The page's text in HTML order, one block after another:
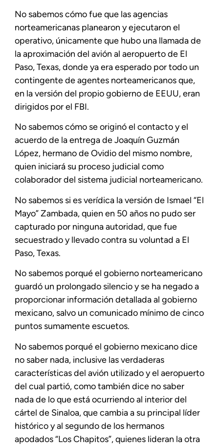
No sabemos cómo fue que las agencias
norteamericanas planearon y ejecutaron el
operativo, únicamente que hubo una llamada de
la aproximación del avión al aeropuerto de El
Paso, Texas, donde ya era esperado por todo un
contingente de agentes norteamericanos que,
en la versión del propio gobierno de EEUU, eran
dirigidos por el FBI.
No sabemos cómo se originó el contacto y el
acuerdo de la entrega de Joaquín Guzmán
López, hermano de Ovidio del mismo nombre,
quien iniciará su proceso judicial como
colaborador del sistema judicial norteamericano.
No sabemos si es verídica la versión de Ismael “El
Mayo” Zambada, quien en 50 años no pudo ser
capturado por ninguna autoridad, que fue
secuestrado y llevado contra su voluntad a El
Paso, Texas.
No sabemos porqué el gobierno norteamericano
guardó un prolongado silencio y se ha negado a
proporcionar información detallada al gobierno
mexicano, salvo un comunicado mínimo de cinco
puntos sumamente escuetos.
No sabemos porqué el gobierno mexicano dice
no saber nada, inclusive las verdaderas
características del avión utilizado y el aeropuerto
del cual partió, como también dice no saber
nada de lo que está ocurriendo al interior del
cártel de Sinaloa, que cambia a su principal líder
histórico y al segundo de los hermanos
apodados “Los Chapitos”, quienes lideran la otra